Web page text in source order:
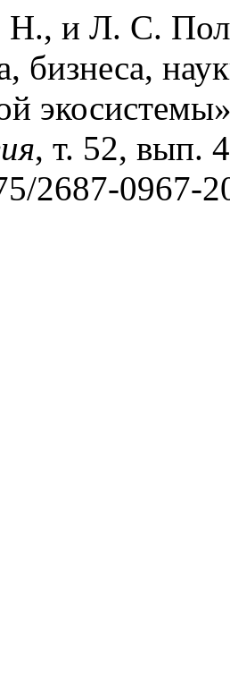
и Л. С.
бизнеса,
, т. 52, вып.
2687-0967-